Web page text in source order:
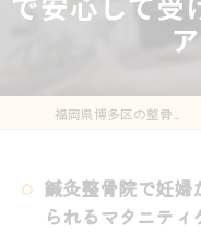
鍼灸整骨院で妊婦
られるマタニテ